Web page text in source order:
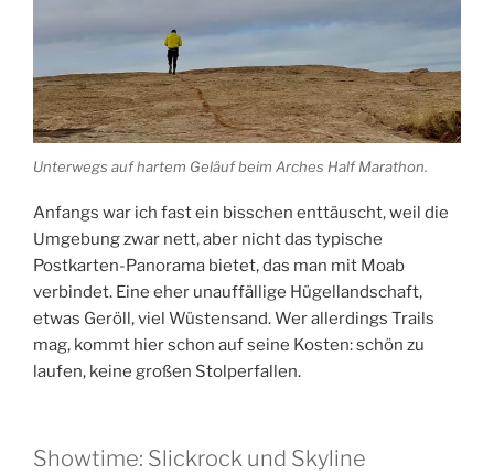
Unterwegs auf hartem Geläuf beim Arches Half Marathon.
Anfangs war ich fast ein bisschen enttäuscht, weil die
Umgebung zwar nett, aber nicht das typische
Postkarten-Panorama bietet, das man mit Moab
verbindet. Eine eher unauffällige Hügellandschaft,
etwas Geröll, viel Wüstensand. Wer allerdings Trails
mag, kommt hier schon auf seine Kosten: schön zu
laufen, keine großen Stolperfallen.
Showtime: Slickrock und Skyline